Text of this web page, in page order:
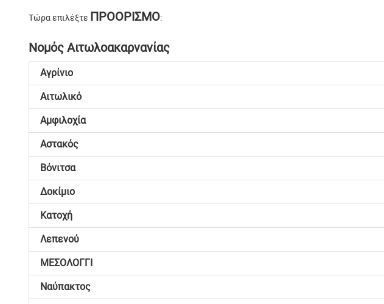
Τώρα επιλέξτε ΠΡΟΟΡΙΣΜΟ:
Νομός Αιτωλοακαρνανίας
Αγρίνιο
Αιτωλικό
Αμφιλοχία
Αστακός
Βόνιτσα
Δοκίμιο
Κατοχή
Λεπενού
ΜΕΣΟΛΟΓΓΙ
Ναύπακτος